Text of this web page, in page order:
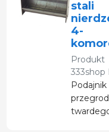
stali
4-
Produkt
333shop
Podajnik